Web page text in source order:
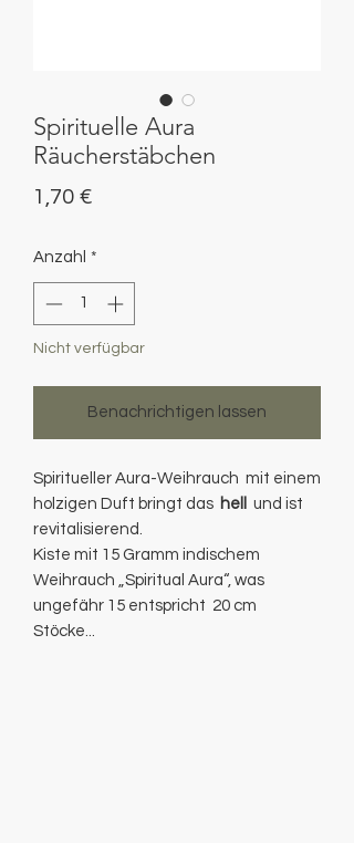
Spirituelle Aura
Räucherstäbchen
1,70 €Preis
Anzahl *
Nicht verfügbar
Benachrichtigen lassen
Spiritueller Aura-Weihrauch mit einem
holzigen Duft bringt das hell
und ist
revitalisierend.
Kiste mit 15 Gramm indischem
Weihrauch „Spiritual Aura“, was
ungefähr 15 entspricht 20 cm
Stöcke...